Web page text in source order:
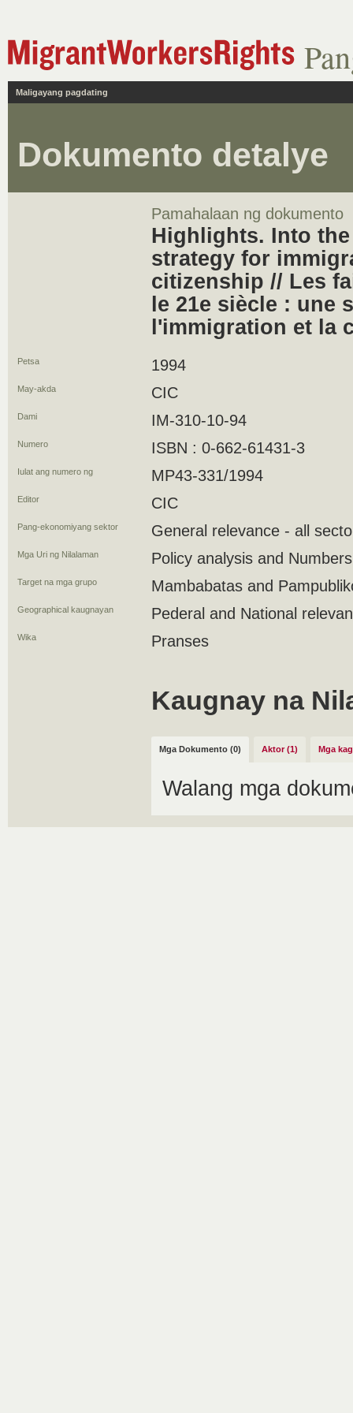
Maligayang pagdating
Dokumento detalye
Pamahalaan ng dokumento
Highlights. Into
strategy for
citizenship // Les
le 21e siècle : une
l'immigration et la
Petsa 1994
May-akda CIC
Dami IM-310-10-94
Numero ISBN : 0-662-61431-3
Iulat ang numero ng MP43-331/1994
Editor CIC
Pang-ekonomiyang sektor General relevance - all
Mga Uri ng Nilalaman Policy analysis and
Target na mga grupo Mambabatas and
Geographical kaugnayan Pederal and National
Wika Pranses
Kaugnay na
Mga Dokumento (0) Aktor (1) Mga
Walang mga